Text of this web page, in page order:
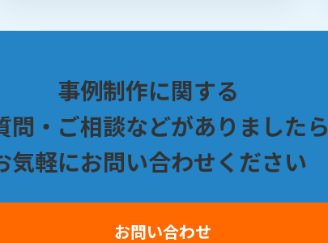
事例制作に関する
問・ご相談などがありましたら
気軽にお問い合わせください
お問い合わせ